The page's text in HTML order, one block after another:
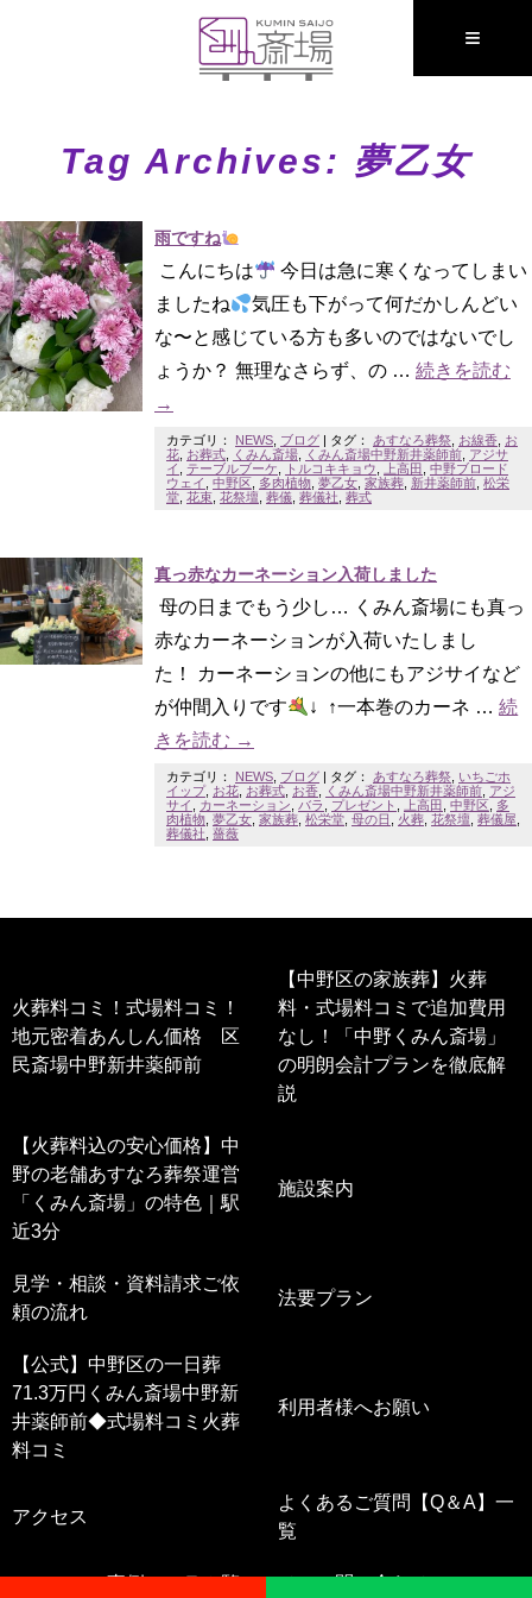
≡
Tag Archives: 夢乙女
雨ですね
こんにちは
今日は急に寒くなってしまい
ましたね
気圧も下がって何だかしんどい
な〜と感じている方も多いのではないでし
ょうか？ 無理なさらず、の … 続きを読む
→
カテゴリ： NEWS ブログ | タグ： あすなろ葬祭 お線香 お
花 お葬式 くみん斎場 くみん斎場中野新井薬師前 アジサ
イ
テーブルブーケ トルコキキョウ 上高田
中野ブロード
ウェイ
中野区 多肉植物 夢乙女 家族葬 新井薬師前 松栄
堂 花束 花祭壇 葬儀 葬儀社 葬式
真っ赤なカーネーション入荷しました
母の日までもう少し… くみん斎場にも真っ
赤なカーネーションが入荷いたしまし
た！ カーネーションの他にもアジサイなど
が仲間入りです
↓ ↑一本巻のカーネ …続
きを読む →
カテゴリ： NEWS ブログ | タグ： あすなろ葬祭 いちごホ
イップ, お花 お葬式 お香 くみん斎場中野新井薬師前 アジ
サイ
カーネーション バラ プレゼント 上高田 中野区 多
肉植物 夢乙女 家族葬 松栄堂 母の日 火葬 花祭壇 葬儀屋
葬儀社 薔薇
火葬料コミ！式場料コミ！
地元密着あんしん価格 区
民斎場中野新井薬師前
【中野区の家族葬】火葬
料・式場料コミで追加費用
なし！「中野くみん斎場」
の明朗会計プランを徹底解
説
【火葬料込の安心価格】中
野の老舗あすなろ葬祭運営
「くみん斎場」の特色｜駅
近3分
施設案内
見学・相談・資料請求ご依
頼の流れ
法要プラン
【公式】中野区の一日葬
71.3万円くみん斎場中野新
井薬師前◆式場料コミ火葬
料コミ
利用者様へお願い
アクセス
よくあるご質問【Q＆A】一
覧
ニュース・事例・コラム覧 メール問い合わせ